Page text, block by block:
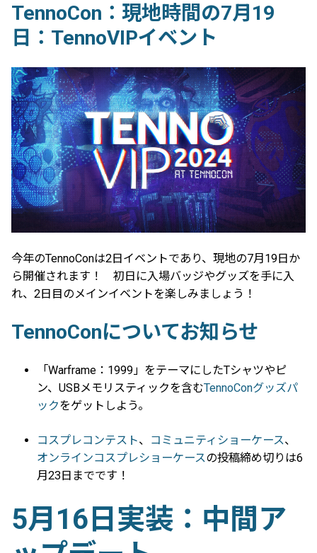
TennoCon：現地時間の7月19
日：TennoVIPイベント
今年のTennoConは2日イベントであり、現地の7月19日か
ら開催されます！ 初日に入場バッジやグッズを手に入
れ、2日目のメインイベントを楽しみましょう！
TennoConについてお知らせ
「Warframe：1999」をテーマにしたTシャツやピ
ン、USBメモリスティックを含むTennoConグッズパ
ックをゲットしよう。
コスプレコンテスト、 コミュニティショーケース、
オンラインコスプレショーケースの投稿締め切りは6
月23日までです！
5月16日実装：中間ア